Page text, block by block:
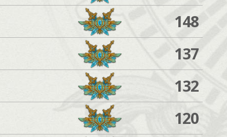
148
137
132
120